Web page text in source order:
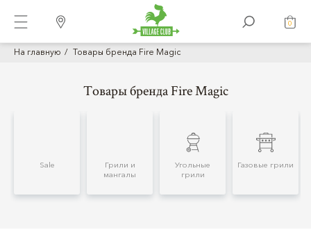
0
На главную Товары бренда Fire Magic
Товары бренда Fire Magic
Sale
Грили и
мангалы
Угольные
грили
Газовые грили